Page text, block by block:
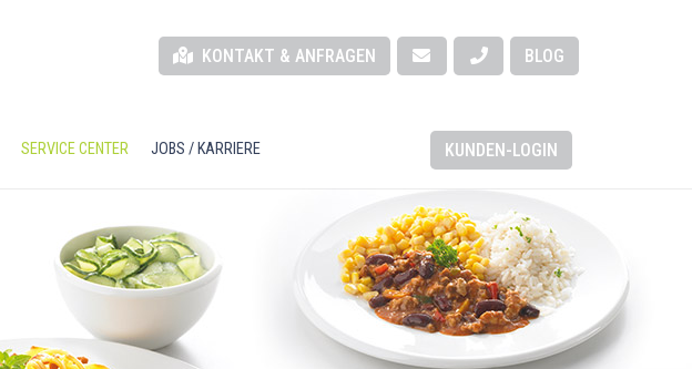
KONTAKT & ANFRAGEN BLOG
SERVICE CENTER JOBS / KARRIERE KUNDEN-LOGIN